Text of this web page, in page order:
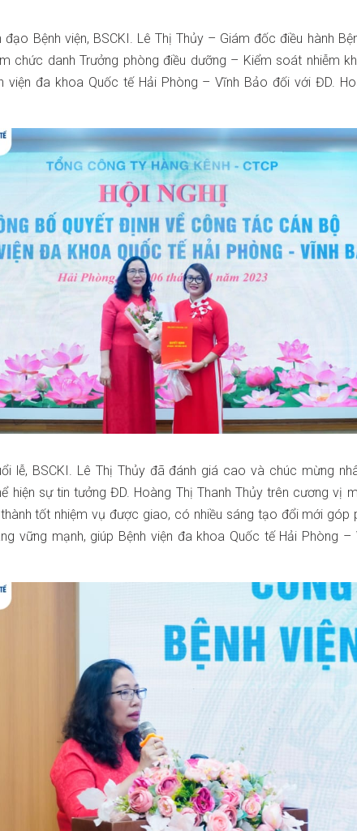
Bệnh viện, BSCKI. Lê Thị Thủy – Giám đốc điều hành
chức danh Trưởng phòng điều dưỡng – Kiểm soát nhiễm
viện đa khoa Quốc tế Hải Phòng – Vĩnh Bảo đối với ĐD.
lễ, BSCKI. Lê Thị Thủy đã đánh giá cao và chúc mừng
hiện sự tin tưởng ĐD. Hoàng Thị Thanh Thủy trên cương vị
tốt nhiệm vụ được giao, có nhiều sáng tạo đổi mới góp
vững mạnh, giúp Bệnh viện đa khoa Quốc tế Hải Phòng –